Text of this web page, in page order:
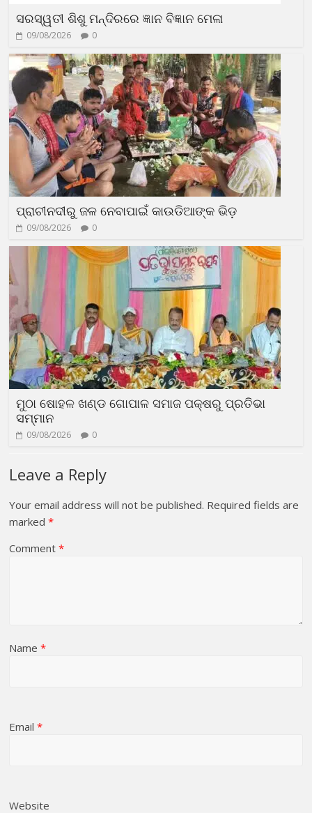
ସରସ୍ୱତୀ ଶିଶୁ ମନ୍ଦିରରେ ଜ୍ଞାନ ବିଜ୍ଞାନ ମେଳା
09/08/2026 0
ପ୍ରାଚୀନଦୀରୁ ଜଳ ନେବାପାଇଁ କାଉଡିଆଙ୍କ ଭିଡ଼
09/08/2026 0
ମୁଠା ଷୋହଳ ଖଣ୍ଡ ଗୋପାଳ ସମାଜ ପକ୍ଷରୁ ପ୍ରତିଭା
ସମ୍ମାନ
09/08/2026 0
Leave a Reply
Your email address will not be published. Required fields are
marked*
Comment*
Name*
Email*
Website